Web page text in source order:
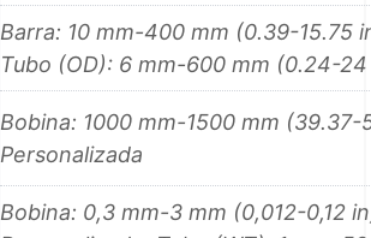
Barra: 10 mm-400 mm (0.39-15.75
Tubo (OD): 6 mm-600 mm (0.24-
Bobina: 1000 mm-1500 mm (39.37-
Personalizada
Bobina: 0,3 mm-3 mm (0,012-0,12